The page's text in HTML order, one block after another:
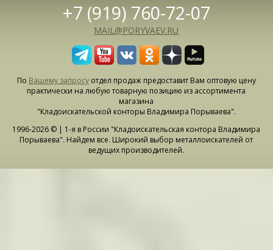
+7 (919) 760-72-07
MAIL@PORYVAEV.RU
По Вашему запросуотдел продаж предоставит Вам оптовую цену
практически на любую товарную позицию из ассортимента
магазина
"Кладоискательской конторы Владимира Порываева".
1996-2026 © | 1-я в России "Кладоискательская контора Владимира
Порываева". Найдем все. Широкий выбор металлоискателей от
ведущих производителей.